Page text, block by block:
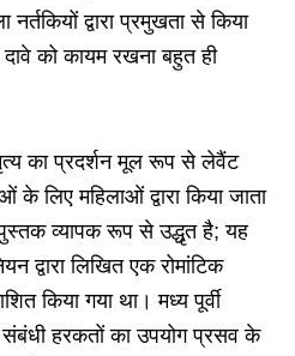
द्वारा प्रमुखता से किया
को कायम रखना बहुत ही
का प्रदर्शन मूल रूप से लेवैंट
लिए महिलाओं द्वारा किया जाता
व्यापक रूप से उद्धृत है; यह
लिखित एक रोमांटिक
किया गया था। मध्य पूर्वी
संबंधी हरकतों का उपयोग प्रसव के